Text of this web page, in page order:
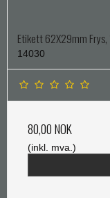
Etikett 62X29mm
14030
80,00 NOK
(inkl. mva.)